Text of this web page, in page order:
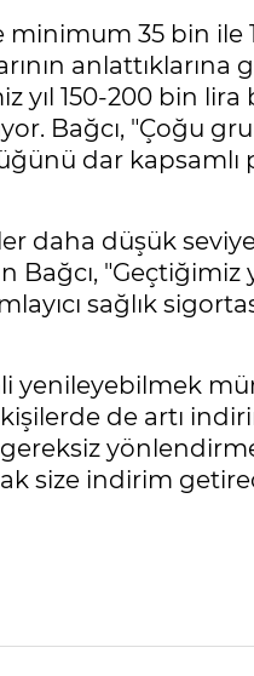
35 bin ile
anlattıklarına
yıl 150-200 bin lira
Bağcı, "Çoğu
dar
daha düşük
Bağcı, "Geçtiğimiz
sağlık
de artı
size indirim